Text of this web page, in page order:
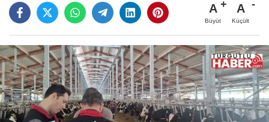
A
Büyüt
A
Küçült